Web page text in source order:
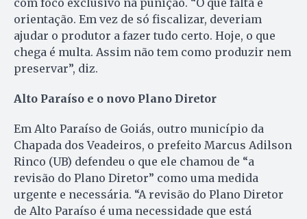
com foco exclusivo na punição. “O que falta é
orientação. Em vez de só fiscalizar, deveriam
ajudar o produtor a fazer tudo certo. Hoje, o que
chega é multa. Assim não tem como produzir nem
preservar”, diz.
Alto Paraíso e o novo Plano Diretor
Em Alto Paraíso de Goiás, outro município da
Chapada dos Veadeiros, o prefeito Marcus Adilson
Rinco (UB) defendeu o que ele chamou de “a
revisão do Plano Diretor” como uma medida
urgente e necessária. “A revisão do Plano Diretor
de Alto Paraíso é uma necessidade que está